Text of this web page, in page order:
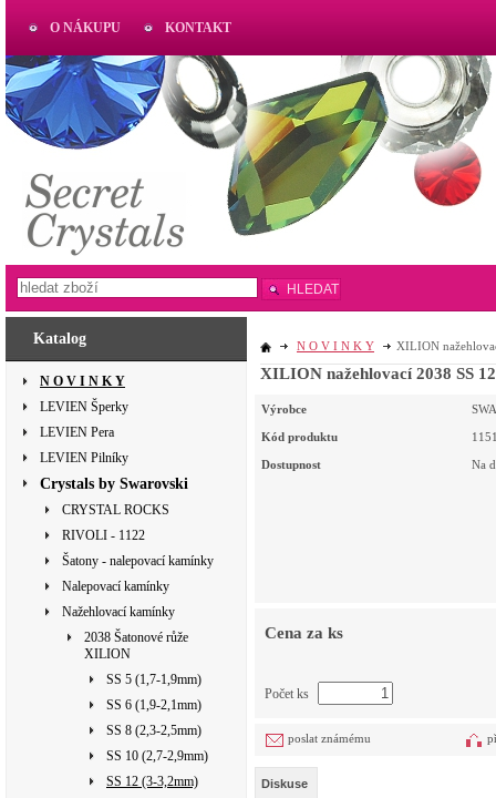
Katalog
N O V I N K Y
LEVIEN Šperky
LEVIEN Pera
LEVIEN Pilníky
Crystals by Swarovski
CRYSTAL ROCKS
RIVOLI - 1122
Šatony - nalepovací kamínky
Nalepovací kamínky
Nažehlovací kamínky
2038 Šatonové růže
XILION
SS 5 (1,7-1,9mm)
SS 6 (1,9-2,1mm)
SS 8 (2,3-2,5mm)
SS 10 (2,7-2,9mm)
SS 12 (3-3,2mm)
N O V I N K Y XILION
XILION nažehlovací 2038 SS
Výrobce
Kód produktu
Dostupnost Na
Cena za ks
Počet ks
poslat známému
Diskuse
O NÁKUPU KONTAKT
AKTUAL
www.aktual-koralky.cz
HLEDAT